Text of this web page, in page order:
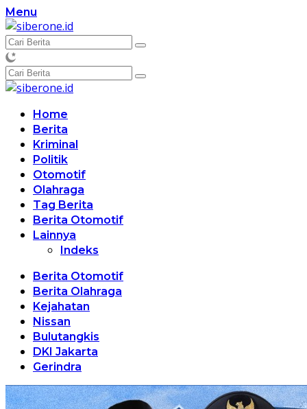
Langsung
ke
konten
Menu
Home
Berita
Kriminal
Politik
Otomotif
Olahraga
Tag Berita
Berita Otomotif
Lainnya
Indeks
Berita Otomotif
Berita Olahraga
Kejahatan
Nissan
Bulutangkis
DKI Jakarta
Gerindra